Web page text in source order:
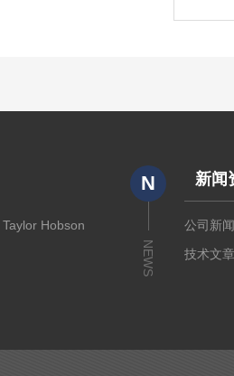
Hobson
N
NEWS
新闻
公司新
技术文